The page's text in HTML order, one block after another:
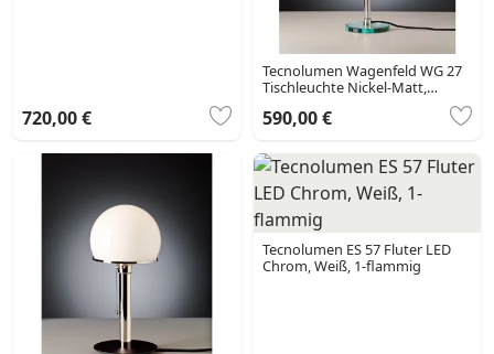
720,00 €
Tecnolumen Wagenfeld WG 27
Tischleuchte Nickel-Matt,
590,00 €
Tecnolumen ES 57 Fluter LED
Chrom, Weiß, 1-flammig